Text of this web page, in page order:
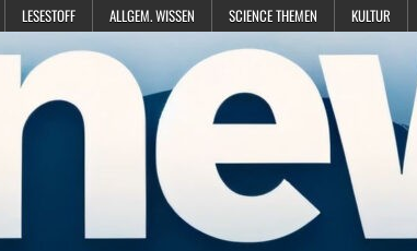
LESESTOFF ALLGEM. WISSEN SCIENCE THEMEN KULTUR